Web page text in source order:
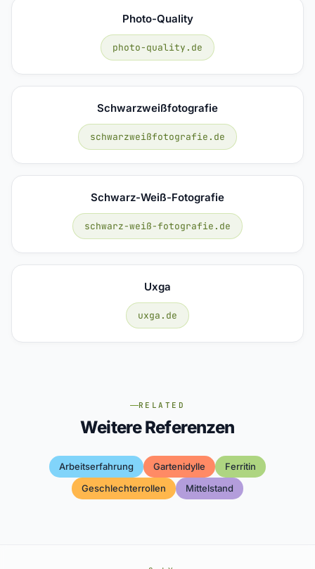
Photo-Quality
photo-quality.de
Schwarzweißfotografie
schwarzweißfotografie.de
Schwarz-Weiß-Fotografie
schwarz-weiß-fotografie.de
Uxga
uxga.de
RELATED
Weitere Referenzen
Arbeitserfahrung Gartenidylle
Ferritin
Geschlechterrollen
Mittelstand